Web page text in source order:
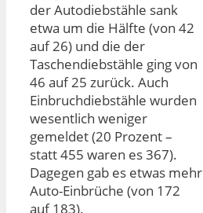
der Autodiebstähle sank
etwa um die Hälfte (von 42
auf 26) und die der
Taschendiebstähle ging von
46 auf 25 zurück. Auch
Einbruchdiebstähle wurden
wesentlich weniger
gemeldet (20 Prozent –
statt 455 waren es 367).
Dagegen gab es etwas mehr
Auto-Einbrüche (von 172
auf 183).